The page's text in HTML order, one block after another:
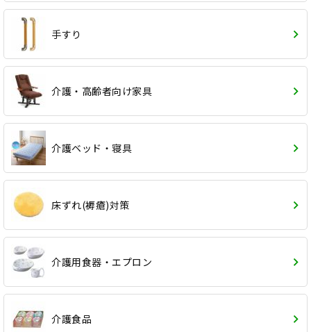
手すり
介護・高齢者向け家具
介護ベッド・寝具
床ずれ(褥瘡)対策
介護用食器・エプロン
介護食品